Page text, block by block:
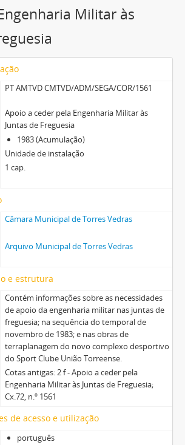
Militar às
PT AMTVD CMTVD/ADM/SEGA/COR/1561
Apoio a ceder pela Engenharia Militar às
Juntas de Freguesia
1983 (Acumulação)
Unidade de instalação
1 cap.
Câmara Municipal de Torres Vedras
Arquivo Municipal de Torres Vedras
e estrutura
Contém informações sobre as necessidades
de apoio da engenharia militar nas juntas de
freguesia; na sequência do temporal de
novembro de 1983; e nas obras de
terraplanagem do novo complexo desportivo
do Sport Clube União Torreense.
Cotas antigas: 2 f - Apoio a ceder pela
Engenharia Militar às Juntas de Freguesia;
Cx.72, n.º 1561
de acesso e utilização
português